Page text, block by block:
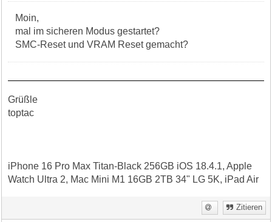
Moin,
mal im sicheren Modus gestartet?
SMC-Reset und VRAM Reset gemacht?
Grüßle
toptac
iPhone 16 Pro Max Titan-Black 256GB iOS 18.4.1, Apple
Watch Ultra 2, Mac Mini M1 16GB 2TB 34" LG 5K, iPad Air
Zitieren